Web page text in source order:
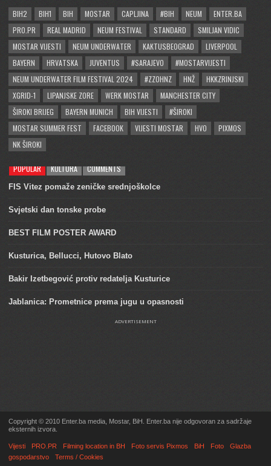
BIH2 BIH1 BIH MOSTAR CAPLJINA #BIH NEUM
ENTER.BA
PRO.PR
REAL MADRID NEUM FESTIVAL STANDARD
SMILJAN VIDIC
MOSTAR VIJESTI
NEUM UNDERWATER KAKTUSBEOGRAD
LIVERPOOL
BAYERN
HRVATSKA JUVENTUS #SARAJEVO
#MOSTARVIJESTI
NEUM UNDERWATER FILM FESTIVAL 2024
#ZZOHNZ HNŽ
HKKZRINJSKI
XGRID-1
LIPANJSKE ZORE WERK MOSTAR
MANCHESTER CITY
ŠIROKI BRIJEG
BAYERN MUNICH BIH VIJESTI
#ŠIROKI
MOSTAR SUMMER FEST
FACEBOOK VIJESTI MOSTAR HVO
PIXMOS
NK ŠIROKI
POPULAR KULTURA COMMENTS
FIS Vitez pomaže zeničke srednjoškolce
Svjetski dan tonske probe
BEST FILM POSTER AWARD
Kusturica, Bellucci, Hutovo Blato
Bakir Izetbegović protiv redatelja Kusturice
Jablanica: Prometnice prema jugu u opasnosti
ADVERTISEMENT
Copyright © 2010 Enter.ba media, Mostar, BiH. Enter.ba nije odgovoran za sadržaje
eksternih izvora.
Vijesti PRO.PR Filming location in BH Foto servis Pixmos BiH Foto
Glazba
gospodarstvo
Terms / Cookies